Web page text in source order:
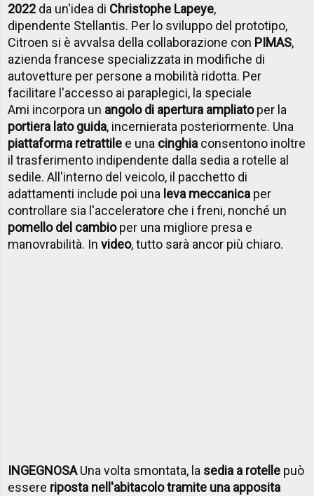
2022 da un'idea di Christophe Lapeye,
dipendente Stellantis. Per lo sviluppo del prototipo,
Citroen si è avvalsa della collaborazione con PIMAS,
azienda francese specializzata in modifiche di
autovetture per persone a mobilità ridotta. Per
facilitare l'accesso ai paraplegici, la speciale
Ami incorpora un angolo di apertura ampliatoper la
portiera lato guida, incernierata posteriormente. Una
piattaforma retrattile e una cinghia consentono inoltre
il trasferimento indipendente dalla sedia a rotelle al
sedile. All'interno del veicolo, il pacchetto di
adattamenti include poi una leva meccanica per
controllare sia l'acceleratore che i freni, nonché un
pomello del cambioper una migliore presa e
manovrabilità. Invideo, tutto sarà ancor più chiaro.
INGEGNOSAUna volta smontata, la sedia a rotelle può
essere riposta nell'abitacolo tramite una apposita